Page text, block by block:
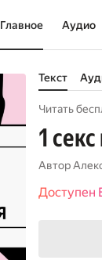
Главное Аудио
Текст
Читать
1
Автор
Доступен